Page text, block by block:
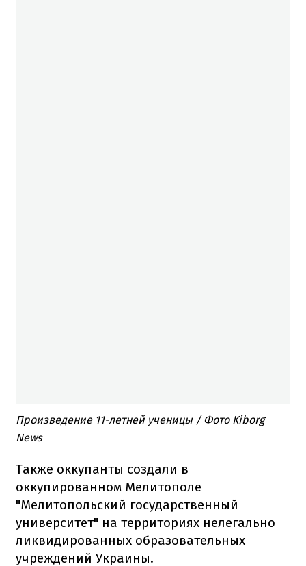
Произведение 11-летней ученицы / Фото Kiborg
News
Также оккупанты создали в
оккупированном Мелитополе
"Мелитопольский государственный
университет" на территориях нелегально
ликвидированных образовательных
учреждений Украины.